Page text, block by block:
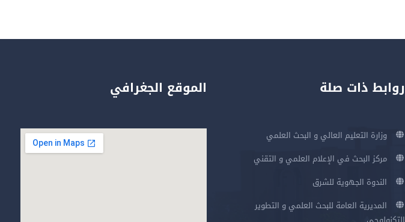
روابط ذات صلة
وزارة التعليم العالي و البحث العلمي
مركز البحث في الإعلام العلمي و التقني
الندوة الجهوية للشرق
المديرية العامة للبحث العلمي و التطوير
الموقع الجغرافي